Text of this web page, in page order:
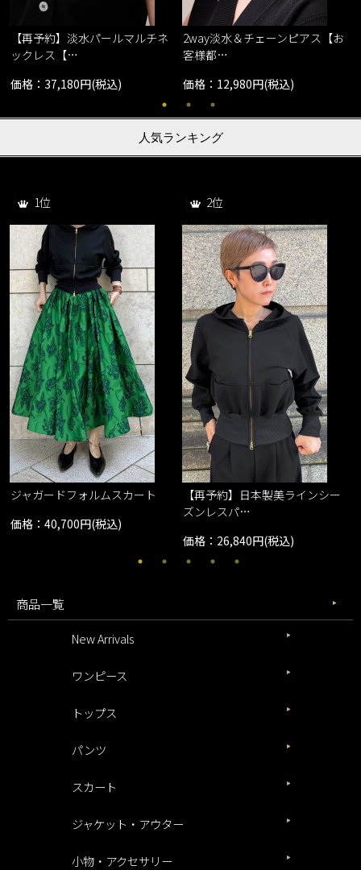
【再予約】淡水パールマルチネ
ックレス【…
価格：37,180円(税込)
2way淡水＆チェーンピアス【お
客様都…
価格：12,980円(税込)
人気ランキング
1位
ジャガードフォルムスカート
価格：40,700円(税込)
2位
【再予約】日本製美ラインシー
ズンレスパ…
価格：26,840円(税込)
商品一覧
New Arrivals
ワンピース
トップス
パンツ
スカート
ジャケット・アウター
小物・アクセサリー